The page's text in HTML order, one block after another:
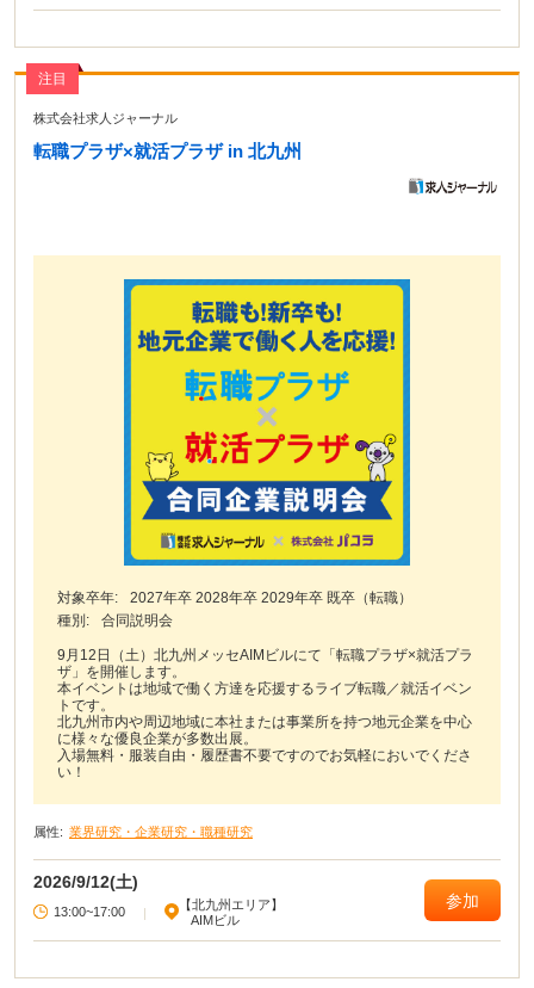
注目
株式会社求人ジャーナル
転職プラザ×就活プラザ in 北九州
対象卒年:
2027年卒 2028年卒 2029年卒 既卒（転職）
種別:
合同説明会
9月12日（土）北九州メッセAIMビルにて「転職プラザ×就活プラ
ザ」を開催します。
本イベントは地域で働く方達を応援するライブ転職／就活イベン
トです。
北九州市内や周辺地域に本社または事業所を持つ地元企業を中心
に様々な優良企業が多数出展。
入場無料・服装自由・履歴書不要ですのでお気軽においでくださ
い！
属性: 業界研究・企業研究・職種研究
2026/9/12(土)
13:00~17:00 |
【北九州エリア】
AIMビル
参加